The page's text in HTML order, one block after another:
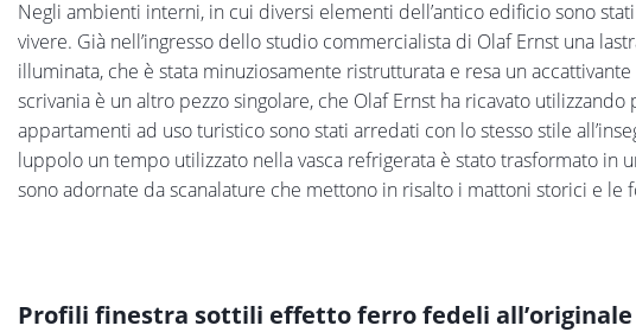
Negli ambienti interni, in cui diversi elementi dell’antico edificio sono
vivere. Già nell’ingresso dello studio commercialista di Olaf Ernst una
illuminata, che è stata minuziosamente ristrutturata e resa un
scrivania è un altro pezzo singolare, che Olaf Ernst ha ricavato
appartamenti ad uso turistico sono stati arredati con lo stesso stile
luppolo un tempo utilizzato nella vasca refrigerata è stato trasformato in
sono adornate da scanalature che mettono in risalto i mattoni storici e le
Profili finestra sottili effetto ferro fedeli all’originale